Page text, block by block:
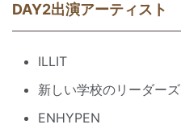
DAY2出演アーティスト
ILLIT
新しい学校のリーダーズ
ENHYPEN